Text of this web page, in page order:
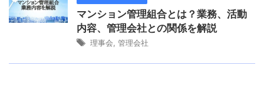
マンション管理組合とは？業務、活動
内容、管理会社との関係を解説
理事会 管理会社